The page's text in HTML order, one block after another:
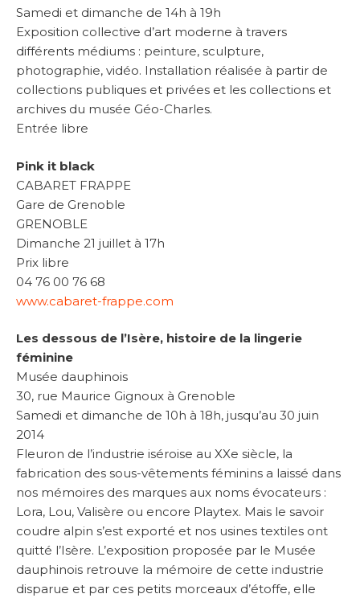
Samedi et dimanche de 14h à 19h
Exposition collective d’art moderne à travers
différents médiums : peinture, sculpture,
photographie, vidéo. Installation réalisée à partir de
collections publiques et privées et les collections et
archives du musée Géo-Charles.
Entrée libre
Pink it black
CABARET FRAPPE
Gare de Grenoble
GRENOBLE
Dimanche 21 juillet à 17h
Prix libre
04 76 00 76 68
www.cabaret-frappe.com
Les dessous de l’Isère, histoire de la lingerie
féminine
Musée dauphinois
30, rue Maurice Gignoux à Grenoble
Samedi et dimanche de 10h à 18h, jusqu’au 30 juin
2014
Fleuron de l’industrie iséroise au XXe siècle, la
fabrication des sous-vêtements féminins a laissé dans
nos mémoires des marques aux noms évocateurs :
Lora, Lou, Valisère ou encore Playtex. Mais le savoir
coudre alpin s’est exporté et nos usines textiles ont
quitté l’Isère. L’exposition proposée par le Musée
dauphinois retrouve la mémoire de cette industrie
disparue et par ces petits morceaux d’étoffe, elle